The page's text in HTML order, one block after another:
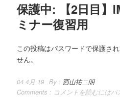
保護中: 【2日目】
ミナー復習用
この投稿はパスワードで保護さ
せん。
04 4月 19 By : 西山祐二朗
Comments : コメントを読むには